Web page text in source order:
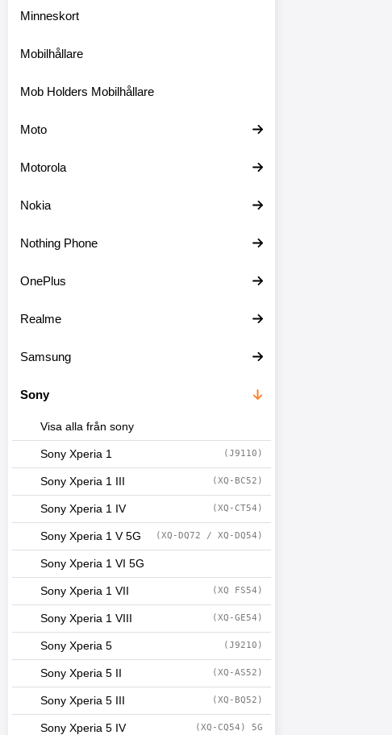
Minneskort
Mobilhållare
Mob Holders Mobilhållare
Moto
Motorola
Nokia
Nothing Phone
OnePlus
Realme
Samsung
Sony
Visa alla från sony
Sony Xperia 1 (J9110)
Sony Xperia 1 III (XQ-BC52)
Sony Xperia 1 IV (XQ-CT54)
Sony Xperia 1 V 5G (XQ-DQ72 / XQ-DQ54)
Sony Xperia 1 VI 5G
Sony Xperia 1 VII (XQ FS54)
Sony Xperia 1 VIII (XQ-GE54)
Sony Xperia 5 (J9210)
Sony Xperia 5 II (XQ-AS52)
Sony Xperia 5 III (XQ-BQ52)
Sony Xperia 5 IV (XQ-CQ54) 5G